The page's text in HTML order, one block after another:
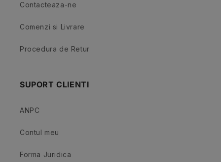
Contacteaza-ne
Comenzi si Livrare
Procedura de Retur
SUPORT CLIENTI
ANPC
Contul meu
Forma Juridica